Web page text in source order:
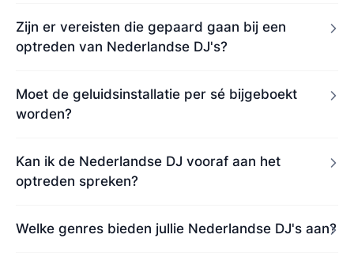
Zijn er vereisten die gepaard gaan bij een
optreden van Nederlandse DJ's?
Moet de geluidsinstallatie per sé bijgeboekt
worden?
Kan ik de Nederlandse DJ vooraf aan het
optreden spreken?
Welke genres bieden jullie Nederlandse DJ's aan?